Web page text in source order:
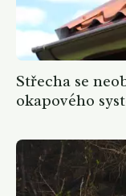
Střecha se
okapového